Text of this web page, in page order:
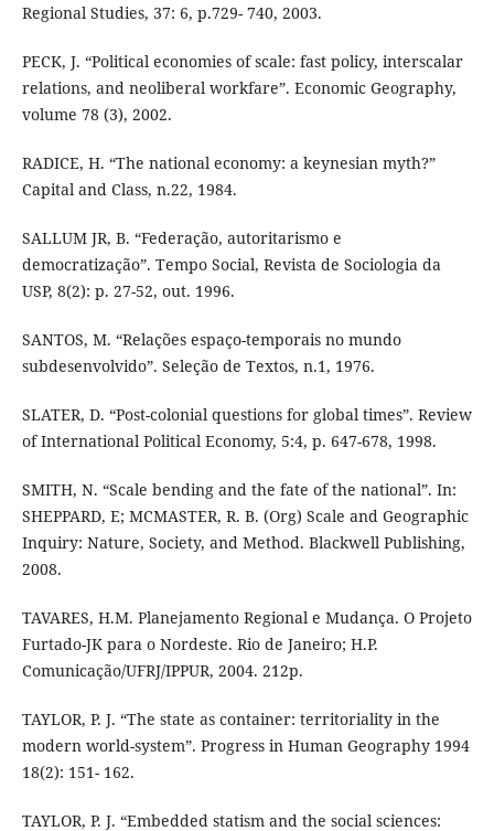
Regional Studies, 37: 6, p.729- 740, 2003.
PECK, J. “Political economies of scale: fast policy, interscalar
relations, and neoliberal workfare”. Economic Geography,
volume 78 (3), 2002.
RADICE, H. “The national economy: a keynesian myth?”
Capital and Class, n.22, 1984.
SALLUM JR, B. “Federação, autoritarismo e
democratização”. Tempo Social, Revista de Sociologia da
USP, 8(2): p. 27-52, out. 1996.
SANTOS, M. “Relações espaço-temporais no mundo
subdesenvolvido”. Seleção de Textos, n.1, 1976.
SLATER, D. “Post-colonial questions for global times”. Review
of International Political Economy, 5:4, p. 647-678, 1998.
SMITH, N. “Scale bending and the fate of the national”. In:
SHEPPARD, E; MCMASTER, R. B. (Org) Scale and Geographic
Inquiry: Nature, Society, and Method. Blackwell Publishing,
2008.
TAVARES, H.M. Planejamento Regional e Mudança. O Projeto
Furtado-JK para o Nordeste. Rio de Janeiro; H.P.
Comunicação/UFRJ/IPPUR, 2004. 212p.
TAYLOR, P. J. “The state as container: territoriality in the
modern world-system”. Progress in Human Geography 1994
18(2): 151- 162.
TAYLOR, P. J. “Embedded statism and the social sciences: